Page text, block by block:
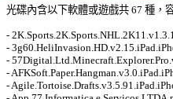
光碟內含以下軟體或遊戲共 67 種，
-
-
-
-
-